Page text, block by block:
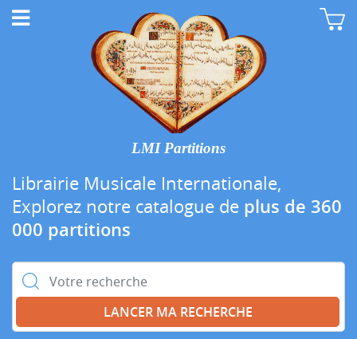
LMI Partitions
Librairie Musicale Internationale,
Explorez notre catalogue de plus de 360
000 partitions
Rechercher :